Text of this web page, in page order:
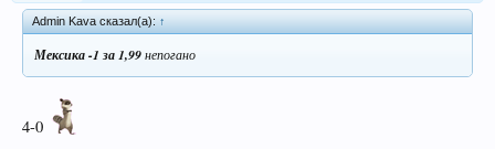
Admin Kava сказал(а): ↑
Мексика -1 за 1,99непогано
4-0